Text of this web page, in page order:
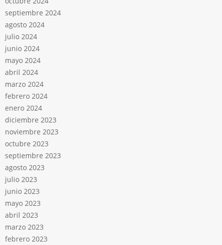
septiembre 2024
agosto 2024
julio 2024
junio 2024
mayo 2024
abril 2024
marzo 2024
febrero 2024
enero 2024
diciembre 2023
noviembre 2023
octubre 2023
septiembre 2023
agosto 2023
julio 2023
junio 2023
mayo 2023
abril 2023
marzo 2023
febrero 2023